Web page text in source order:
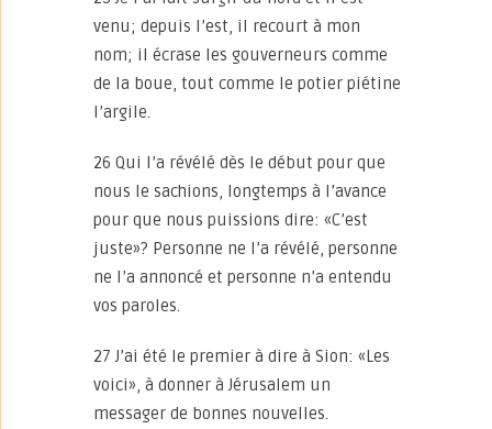
venu; depuis l’est, il recourt à mon
nom; il écrase les gouverneurs comme
de la boue, tout comme le potier piétine
l’argile.
26 Qui l’a révélé dès le début pour que
nous le sachions, longtemps à l’avance
pour que nous puissions dire: «C’est
juste»? Personne ne l’a révélé, personne
ne l’a annoncé et personne n’a entendu
vos paroles.
27 J’ai été le premier à dire à Sion: «Les
voici», à donner à Jérusalem un
messager de bonnes nouvelles.